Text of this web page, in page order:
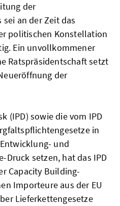
der
an der Zeit das
politischen Konstellation
Ein unvollkommener
Ratspräsidentschaft setzt
der
(IPD) sowie die vom IPD
in
und
setzen, hat das IPD
Capacity Building-
Importeure aus der EU
Lieferkettengesetze